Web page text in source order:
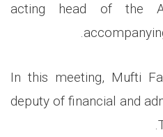
acting head of the
In this meeting, Mufti
deputy of financial and